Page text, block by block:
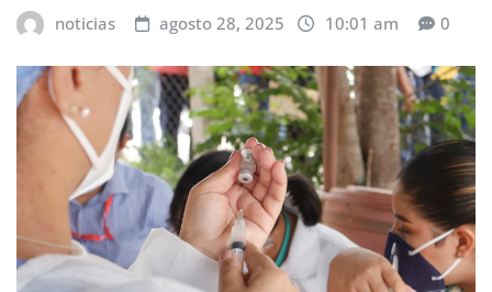
noticias agosto 28, 2025 10:01 am 0